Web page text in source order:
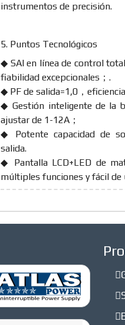
instrumentos de precisión.
5. Puntos Tecnológicos
◆ SAI en línea de control
fiabilidad excepcionales；.
◆ PF de salida=1,0，
◆ Gestión inteligente de la
ajustar de 1-12A；
◆ Potente capacidad de
salida.
◆ Pantalla LCD+LED de
múltiples funciones y fácil de